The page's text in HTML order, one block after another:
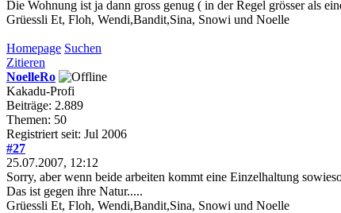
Die Wohnung ist ja dann gross genug ( in der Regel grösser als
Grüessli Et, Floh, Wendi,Bandit,Sina, Snowi und Noelle
Homepage Suchen
Zitieren
NoelleRo
Kakadu-Profi
Beiträge: 2.889
Themen: 50
Registriert seit: Jul 2006
#27
25.07.2007, 12:12
Sorry, aber wenn beide arbeiten kommt eine Einzelhaltung
Das ist gegen ihre Natur.....
Grüessli Et, Floh, Wendi,Bandit,Sina, Snowi und Noelle